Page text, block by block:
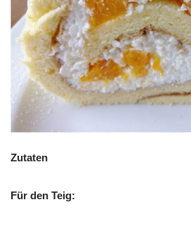
Zutaten
Für den Teig: